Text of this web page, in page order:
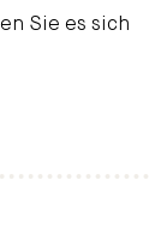
Sie es sich